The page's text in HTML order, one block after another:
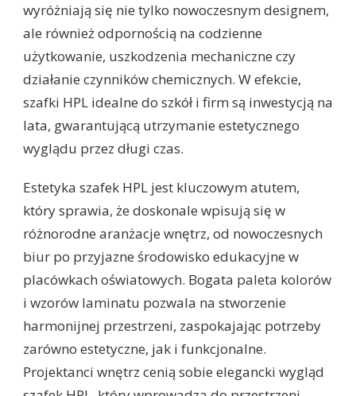
wyróżniają się nie tylko nowoczesnym designem,
ale również odpornością na codzienne
użytkowanie, uszkodzenia mechaniczne czy
działanie czynników chemicznych. W efekcie,
szafki HPL idealne do szkół i firm są inwestycją na
lata, gwarantującą utrzymanie estetycznego
wyglądu przez długi czas.
Estetyka szafek HPL jest kluczowym atutem,
który sprawia, że doskonale wpisują się w
różnorodne aranżacje wnętrz, od nowoczesnych
biur po przyjazne środowisko edukacyjne w
placówkach oświatowych. Bogata paleta kolorów
i wzorów laminatu pozwala na stworzenie
harmonijnej przestrzeni, zaspokajając potrzeby
zarówno estetyczne, jak i funkcjonalne.
Projektanci wnętrz cenią sobie elegancki wygląd